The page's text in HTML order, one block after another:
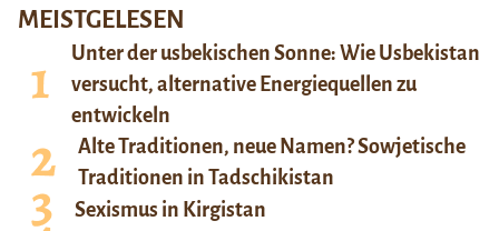
MEISTGELESEN
Unter der usbekischen Sonne: Wie Usbekistan
versucht, alternative Energiequellen zu
entwickeln
Alte Traditionen, neue Namen? Sowjetische
Traditionen in Tadschikistan
Sexismus in Kirgistan